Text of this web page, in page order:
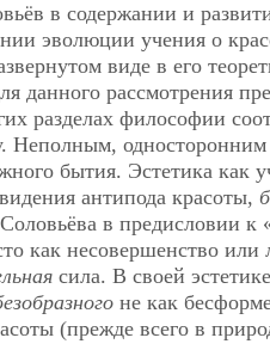
в содержании и
эволюции учения о
виде в его
рассмотрения
разделах философии
Неполным,
бытия. Эстетика как
антипода красоты,
в предисловии к
как несовершенство или
сила. В своей
не как
(прежде всего в